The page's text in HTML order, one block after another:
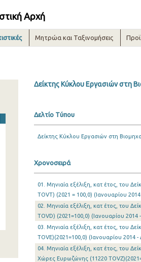
Αρχή
Μητρώα και Ταξινομήσεις
Δείκτης Κύκλου Εργασιών στη
Δελτίο Τύπου
Δείκτης Κύκλου Εργασιών στη
Χρονοσειρά
01. Μηνιαία εξέλιξη, κατ έτος, του
TOVT) (2021 = 100,0) (Ιανουαρίου
02. Μηνιαία εξέλιξη, κατ έτος, του
TOVD) (2021=100,0) (Ιανουαρίου 2014
03. Μηνιαία εξέλιξη, κατ έτος, του
TOVE)(2021=100,0) (Ιανουαρίου 2014 -
04. Μηνιαία εξέλιξη, κατ έτος, του
Χώρες Ευρωζώνης (11220